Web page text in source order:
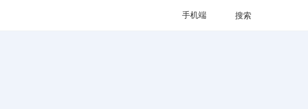
手机端 搜索